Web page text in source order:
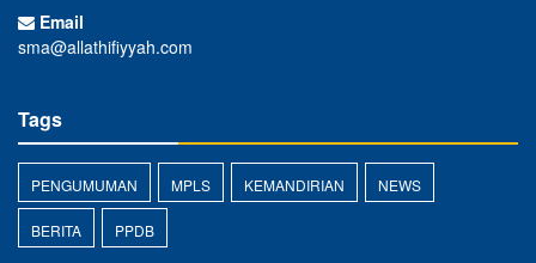
Email
sma@allathifiyyah.com
Tags
PENGUMUMAN MPLS KEMANDIRIAN NEWS
BERITA PPDB